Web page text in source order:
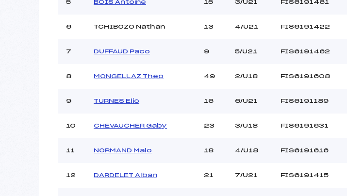
Pénalité appliquée :
37.7400
5 BOIS Antoine 15 3/U21 FIS6191461
6 TCHIBOZO Nathan 13 4/U21 FIS6191422
7 DUFFAUD Paco 9 5/U21 FIS6191462
8 MONGELLAZ Theo 49 2/U18 FIS6191608
9 TURNES Elio 16 6/U21 FIS6191189
10 CHEVAUCHER Gaby 23 3/U18 FIS6191631
11 NORMAND Malo 18 4/U18 FIS6191616
12 DARDELET Alban 21 7/U21 FIS6191415